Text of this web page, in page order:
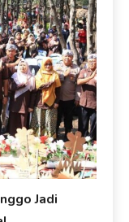
Jadi